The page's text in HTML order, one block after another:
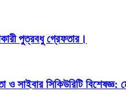
পুত্রবধু গ্রেফতার।
সাইবার সিকিউরিটি বিশেষজ্ঞ: